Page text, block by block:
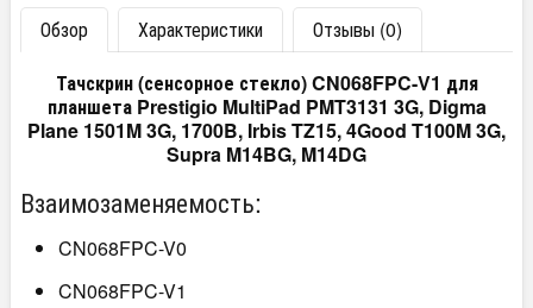
Обзор Характеристики
Отзывы (0)
Тачскрин (сенсорное стекло) CN068FPC-V1 для
планшета Prestigio MultiPad PMT3131 3G, Digma
Plane 1501M 3G, 1700B, Irbis TZ15, 4Good T100M 3G,
Supra M14BG, M14DG
Взаимозаменяемость:
CN068FPC-V0
CN068FPC-V1